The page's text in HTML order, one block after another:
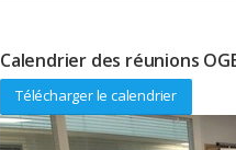
Calendrier des réunions
Télécharger le calendrier